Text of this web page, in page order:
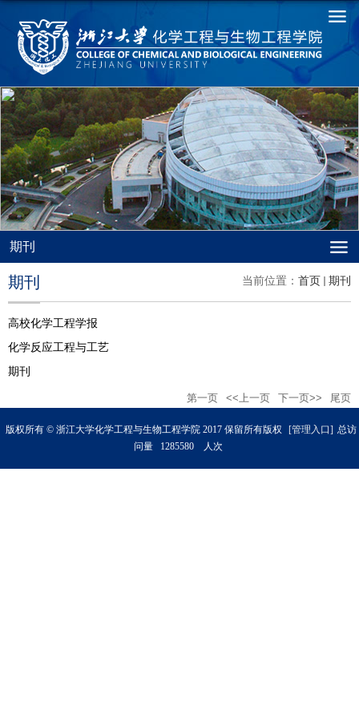
期刊
当前位置： 首页 期刊
期刊
高校化学工程学报
化学反应工程与工艺
期刊
第一页 <<上一页 下一页>> 尾页
版权所有 © 浙江大学化学工程与生物工程学院 2017 保留所有版权 [管理入口] 总访
问量
1285580 人次